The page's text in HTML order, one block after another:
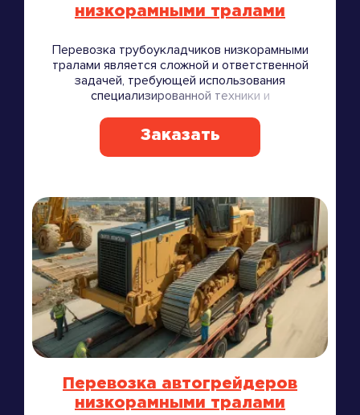
низкорамными тралами
Перевозка трубоукладчиков низкорамными
тралами является сложной и ответственной
задачей, требующей использования
специализированной техники и
Заказать
Перевозка автогрейдеров
низкорамными тралами